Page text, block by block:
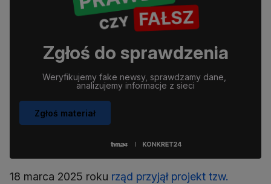
Zgłoś do sprawdzenia
Weryfikujemy fake newsy, sprawdzamy dane,
analizujemy informacje z sieci
Zgłoś materiał
18 marca 2025 roku rząd przyjął projekt tzw.